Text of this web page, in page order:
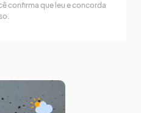
confirma que leu e concorda